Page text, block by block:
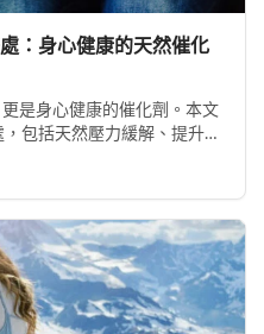
：身心健康的天然催化
是身心健康的催化劑。本文
包括天然壓力緩解、提升睡